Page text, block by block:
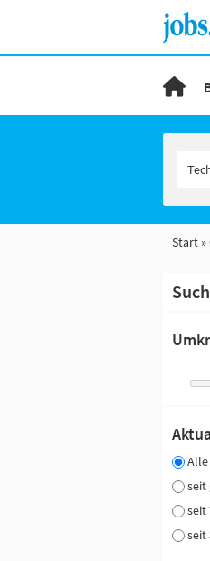
Start
Alle
seit
seit
seit